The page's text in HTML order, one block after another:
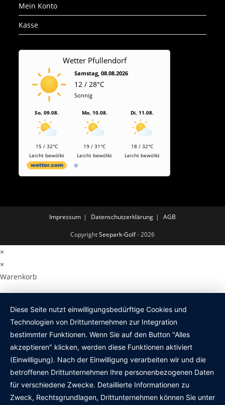
Mein Konto
Kasse
Wetter Pfullendorf
Samstag, 08.08.2026
12 / 28°C
Sonnig
So, 09.08.
15 / 32°C
Leicht bewölkt
Mo, 10.08.
19 / 31°C
Leicht bewölkt
Di, 11.08.
18 / 32°C
Leicht bewölkt
Impressum Datenschutzerklärung AGB
CopyrightSeepark-Golf- 2026
×
×
Warenkorb
Diese Seite nutzt einwilligungsbedürftige Cookies und
Technologien von Drittunternehmen zur Integration
bestimmter Funktionen. Wenn Sie auf den Button "Alles
akzeptieren" klicken, werden diese Funktionen aktiviert
(Einwilligung). Nach der Einwilligung verarbeiten wir und die
betroffenen Drittunternehmen Ihre personenbezogenen Daten
für verschiedene Zwecke. Detaillierte Informationen zu
Zweck, Rechtsgrundlagen, Drittunternehmen können Sie unter